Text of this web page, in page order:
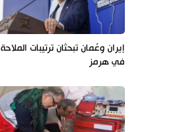
إيران وعُمان تبحثان ترتيبات الملاحة
في هرمز